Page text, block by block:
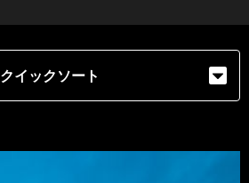
クイックソート